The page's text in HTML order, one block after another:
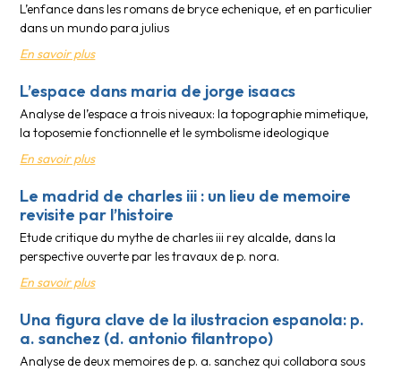
L’enfance dans les romans de bryce echenique, et en particulier
dans un mundo para julius
En savoir plus
L’espace dans maria de jorge isaacs
Analyse de l’espace a trois niveaux: la topographie mimetique,
la toposemie fonctionnelle et le symbolisme ideologique
En savoir plus
Le madrid de charles iii : un lieu de memoire
revisite par l’histoire
Etude critique du mythe de charles iii rey alcalde, dans la
perspective ouverte par les travaux de p. nora.
En savoir plus
Una figura clave de la ilustracion espanola: p.
a. sanchez (d. antonio filantropo)
Analyse de deux memoires de p. a. sanchez qui collabora sous